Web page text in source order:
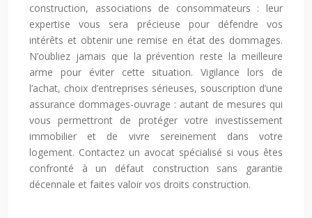
construction, associations de consommateurs : leur
expertise vous sera précieuse pour défendre vos
intérêts et obtenir une remise en état des dommages.
N’oubliez jamais que la prévention reste la meilleure
arme pour éviter cette situation. Vigilance lors de
l’achat, choix d’entreprises sérieuses, souscription d’une
assurance dommages-ouvrage : autant de mesures qui
vous permettront de protéger votre investissement
immobilier et de vivre sereinement dans votre
logement. Contactez un avocat spécialisé si vous êtes
confronté à un défaut construction sans garantie
décennale et faites valoir vos droits construction.